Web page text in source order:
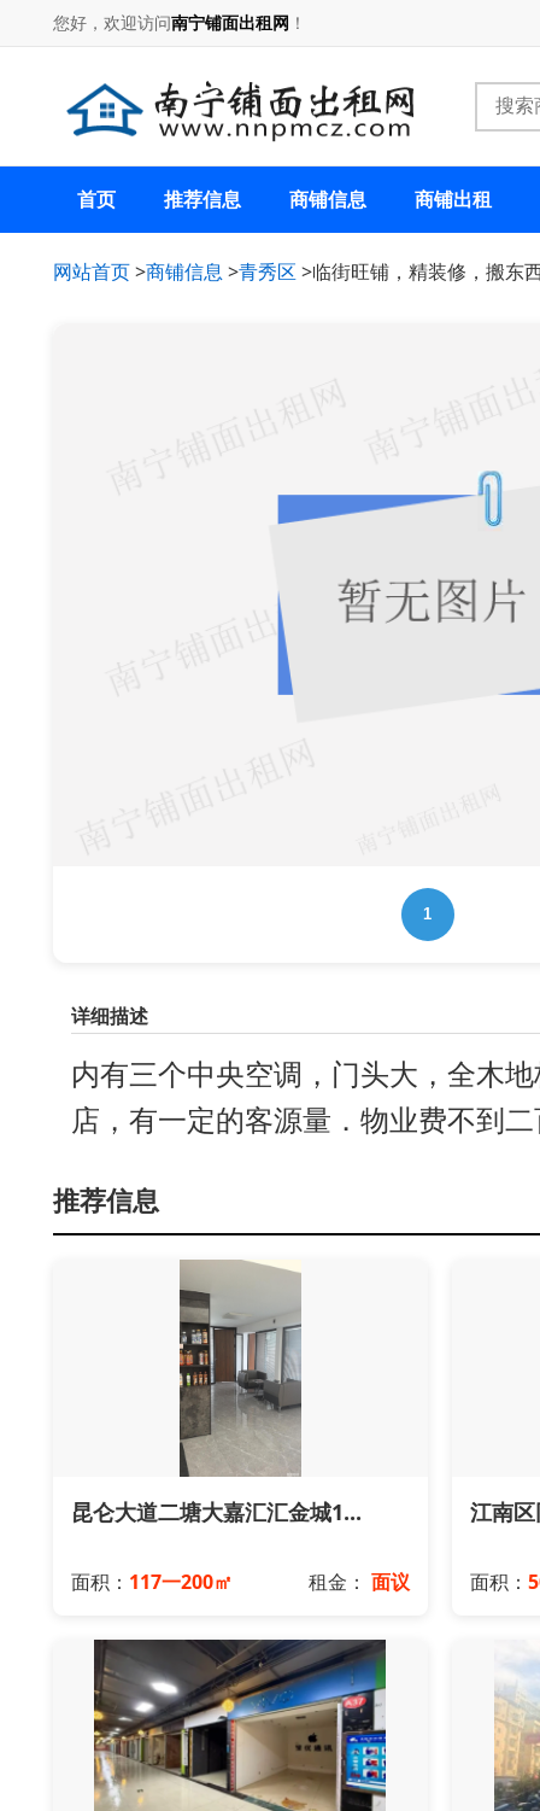
您好，欢迎访问南宁铺面出租网 ！
首页 推荐信息 商铺信息 商铺出租
网站首页>商铺信息 >青秀区 >临街旺铺，精装修，搬东
1
详细描述
内有三个中央空调，门头大，全木
店，有一定的客源量．物业费不到
推荐信息
昆仑大道二塘大嘉汇汇金城1...
面积： 117一200㎡ 租金： 面议
江南
面积：